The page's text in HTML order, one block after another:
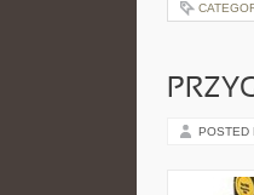
POSTED